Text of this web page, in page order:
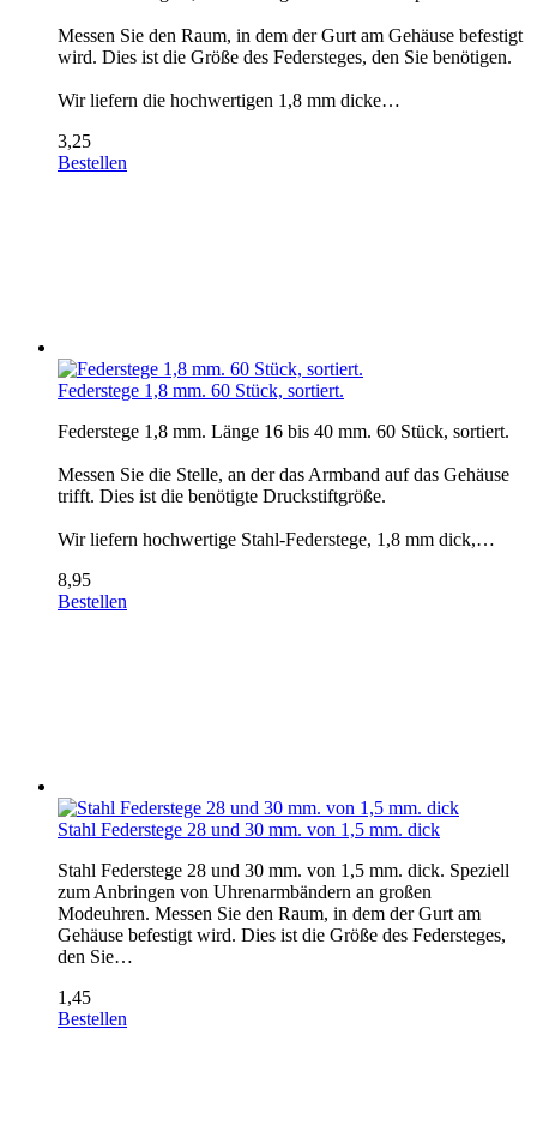
Messen Sie den Raum, in dem der Gurt am Gehäuse befestigt
wird. Dies ist die Größe des Federsteges, den Sie benötigen.
Wir liefern die hochwertigen 1,8 mm dicke…
3,25
Bestellen
Federstege 1,8 mm. 60 Stück, sortiert.
Federstege 1,8 mm. Länge 16 bis 40 mm. 60 Stück, sortiert.
Messen Sie die Stelle, an der das Armband auf das Gehäuse
trifft. Dies ist die benötigte Druckstiftgröße.
Wir liefern hochwertige Stahl-Federstege, 1,8 mm dick,…
8,95
Bestellen
Stahl Federstege 28 und 30 mm. von 1,5 mm. dick
Stahl Federstege 28 und 30 mm. von 1,5 mm. dick. Speziell
zum Anbringen von Uhrenarmbändern an großen
Modeuhren. Messen Sie den Raum, in dem der Gurt am
Gehäuse befestigt wird. Dies ist die Größe des Federsteges,
den Sie…
1,45
Bestellen